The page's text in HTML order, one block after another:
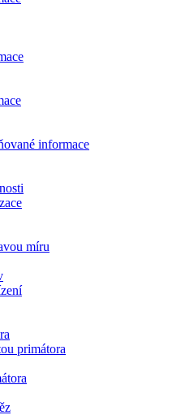
informace
míru
primátora